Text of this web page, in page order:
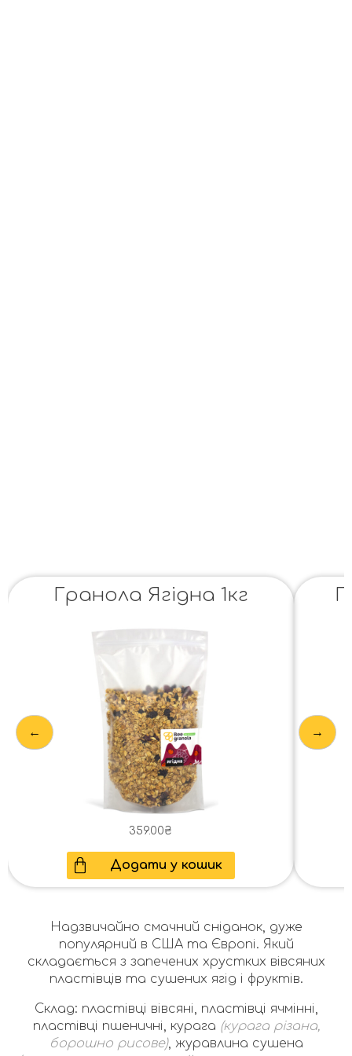
←
Гранола Ягідна 1кг
359.00₴
Додати у кошик
→
Надзвичайно смачний сніданок, дуже
популярний в США та Європі. Який
складається з запечених хрустких вівсяних
пластівців та сушених ягід і фруктів.
Склад: пластівці вівсяні, пластівці ячмінні,
пластівці пшеничні, курага (курага різана,
борошно рисове), журавлина сушена